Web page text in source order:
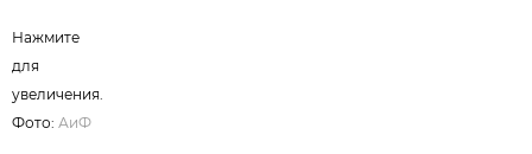
Нажмите
для
увеличения.
Фото: АиФ